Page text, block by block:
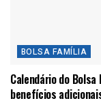
BOLSA FAMÍLIA
Calendário do
benefícios